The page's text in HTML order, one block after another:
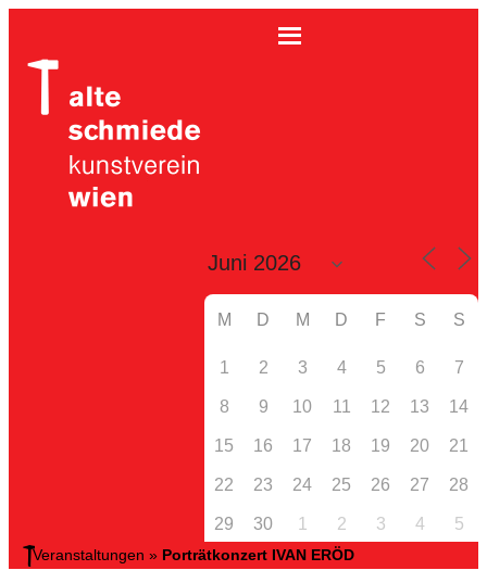
M D M D F S S
1 2 3 4 5 6 7
8 9 10 11 12 13 14
15 16 17 18 19 20 21
22 23 24 25 26 27 28
29 30 1 2 3 4 5
Veranstaltungen » Porträtkonzert IVAN ERÖD